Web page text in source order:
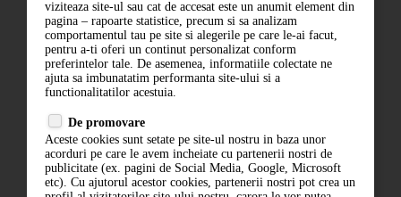
ANPC
ABONARE LA NEWSLETTER
ABONARE
viziteaza site-ul sau cat de accesat este un anumit element din
pagina – rapoarte statistice, precum si sa analizam
comportamentul tau pe site si alegerile pe care le-ai facut,
pentru a-ti oferi un continut personalizat conform
preferintelor tale. De asemenea, informatiile colectate ne
ajuta sa imbunatatim performanta site-ului si a
functionalitatilor acestuia.
De promovare
Aceste cookies sunt setate pe site-ul nostru in baza unor
acorduri pe care le avem incheiate cu partenerii nostri de
publicitate (ex. pagini de Social Media, Google, Microsoft
etc). Cu ajutorul acestor cookies, partenerii nostri pot crea un